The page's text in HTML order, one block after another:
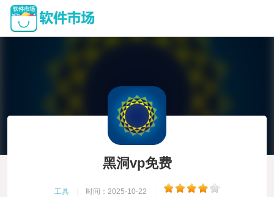
黑洞vp免费
工具 时间：2025-10-22